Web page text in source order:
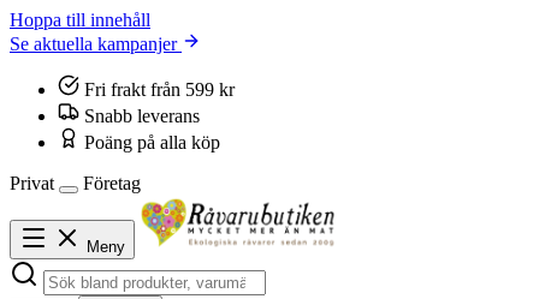
Hoppa till innehåll
Se aktuella kampanjer
Fri frakt från 599 kr
Snabb leverans
Poäng på alla köp
Privat
Företag
Meny